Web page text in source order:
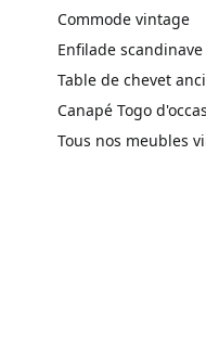
Commode vintage
Enfilade scandinave
Table de chevet
Canapé Togo
Tous nos meubles